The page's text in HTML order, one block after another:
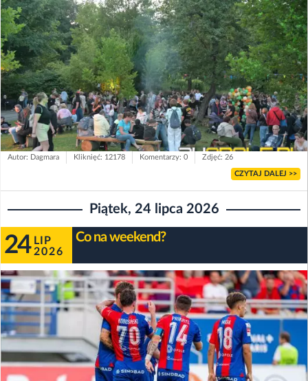
Autor: Dagmara Kliknięć: 12178 Komentarzy: 0 Zdjęć: 26
CZYTAJ DALEJ >>
Piątek, 24 lipca 2026
24 LIP
2026
Co na weekend?